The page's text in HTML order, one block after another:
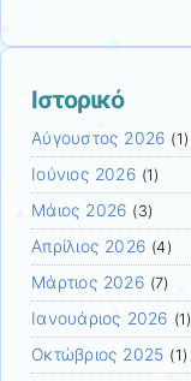
Ιστορικό
Αύγουστος 2026 (1)
Ιούνιος 2026(1)
Μάιος 2026 (3)
Απρίλιος 2026 (4)
Μάρτιος 2026(7)
Ιανουάριος 2026 (1)
Οκτώβριος 2025 (1)